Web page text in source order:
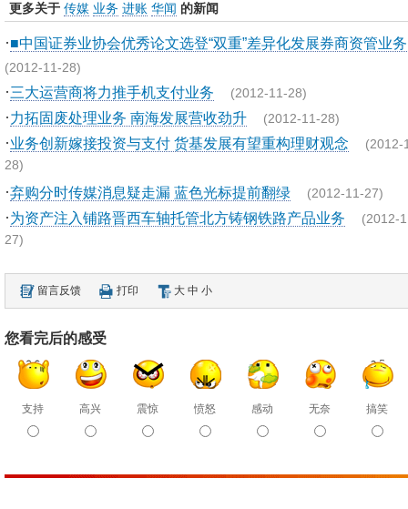
更多关于 传媒 业务 进账 华闻 的新闻
·■中国证券业协会优秀论文选登“双重”差异化发展券商资管业务
(2012-11-28)
·三大运营商将力推手机支付业务 (2012-11-28)
·力拓固废处理业务 南海发展营收劲升 (2012-11-28)
·业务创新嫁接投资与支付 货基发展有望重构理财观念 (2012-
28)
·弃购分时传媒消息疑走漏 蓝色光标提前翻绿 (2012-11-27)
·为资产注入铺路晋西车轴托管北方铸钢铁路产品业务 (2012-
27)
留言反馈 打印 大 中 小
您看完后的感受
支持 高兴 震惊 愤怒 感动 无奈 搞笑